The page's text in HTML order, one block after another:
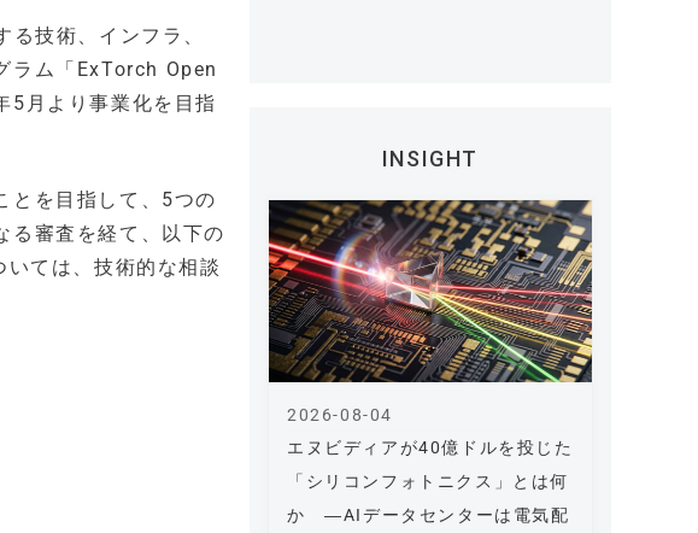
技術、インフラ、
ラム「ExTorch Open
月より事業化を目指
とを目指して、5つの
る審査を経て、以下の
ては、技術的な相談
INSIGHT
エヌビディアが40億ドルを投じた
「シリコンフォトニクス」とは何
か ―AIデータセンターは電気配
2026-08-04